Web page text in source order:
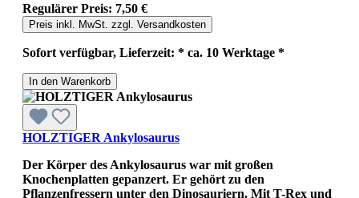
Regulärer Preis: 7,50 €
Preis inkl. MwSt. zzgl. Versandkosten
Sofort verfügbar, Lieferzeit: * ca. 10 Werktage *
In den Warenkorb
HOLZTIGER Ankylosaurus
Der Körper des Ankylosaurus war mit großen
Knochenplatten gepanzert. Er gehört zu den
Pflanzenfressern unter den Dinosauriern. Mit T-Rex und